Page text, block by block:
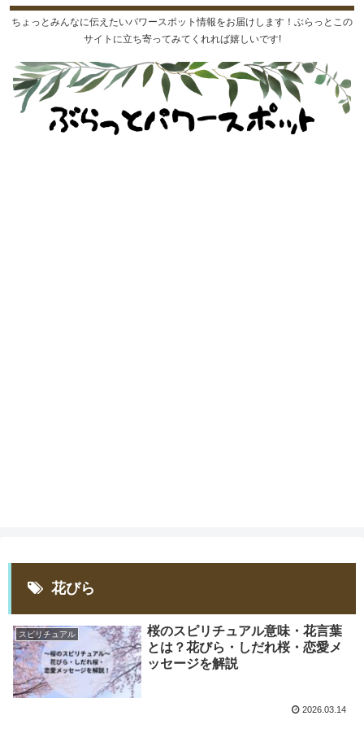
ちょっとみんなに伝えたいパワースポット情報をお届けします！ぶらっとこの
サイトに立ち寄ってみてくれれば嬉しいです!
花びら
スピリチュアル
桜のスピリチュアル意味・花言葉
とは？花びら・しだれ桜・恋愛メ
ッセージを解説
2026.03.14